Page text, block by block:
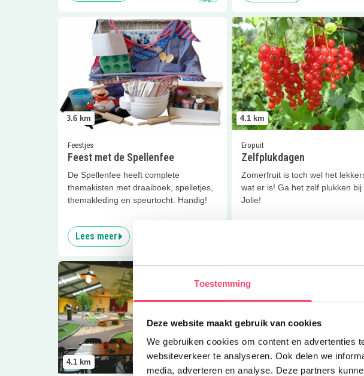
Toestemming
Deze website maakt gebruik van cookies
We gebruiken cookies om content en advertenties
websiteverkeer te analyseren. Ook delen we
media, adverteren en analyse. Deze partners
3.6 km
Feestjes
Feest met de Spellenfee
De Spellenfee heeft complete
themakisten met draaiboek, spelletjes,
themakleding en speurtocht. Handig!
Lees meer
Lees meer Feest met de Spellenfee
4.1 km
Eropuit
Zelfplukdagen
Zomerfruit is toch wel het
wat er is! Ga het zelf plukken bij
Jolie!
Lees meer Zelfplukdagen
4.1 km
Lees meer (Indoor Mini) Boerengolf
4.2 km
Lees meer Paardrijlessen voor